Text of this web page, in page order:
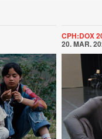
CPH:DOX
20. MAR.